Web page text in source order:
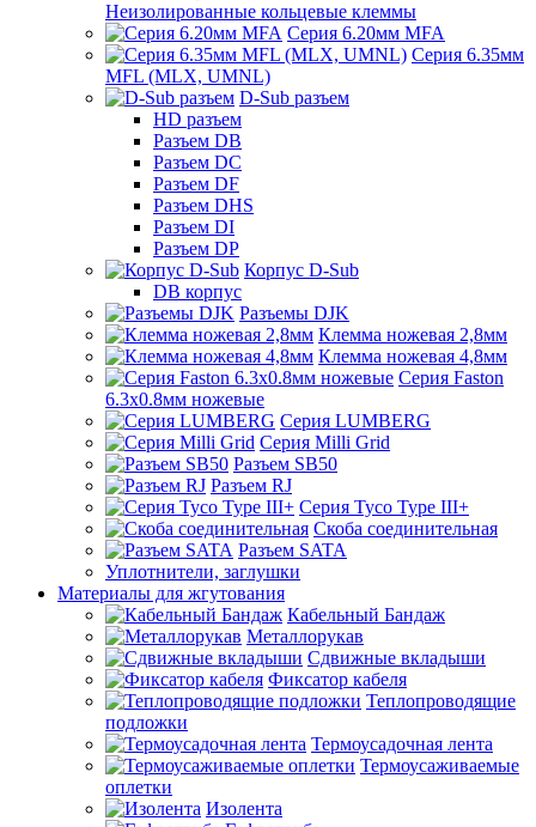
Неизолированные кольцевые клеммы
Серия 6.20мм MFA
Серия 6.35мм
MFL (MLX, UMNL)
D-Sub разъем
HD разъем
Разъем DB
Разъем DC
Разъем DF
Разъем DHS
Разъем DI
Разъем DP
Корпус D-Sub
DB корпус
Разъемы DJK
Клемма ножевая 2,8мм
Клемма ножевая 4,8мм
Серия Faston
6.3х0.8мм ножевые
Серия LUMBERG
Серия Milli Grid
Разъем SB50
Разъем RJ
Серия Tyco Type III+
Скоба соединительная
Разъем SATA
Уплотнители, заглушки
Материалы для жгутования
Кабельный Бандаж
Металлорукав
Сдвижные вкладыши
Фиксатор кабеля
Теплопроводящие
подложки
Термоусадочная лента
Термоусаживаемые
оплетки
Изолента